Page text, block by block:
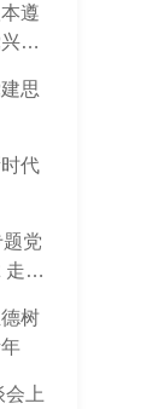
遵
党
思
代
党
走好
树
会上